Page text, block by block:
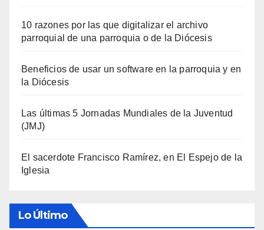
10 razones por las que digitalizar el archivo
parroquial de una parroquia o de la Diócesis
Beneficios de usar un software en la parroquia y en
la Diócesis
Las últimas 5 Jornadas Mundiales de la Juventud
(JMJ)
El sacerdote Francisco Ramírez, en El Espejo de la
Iglesia
Lo Último